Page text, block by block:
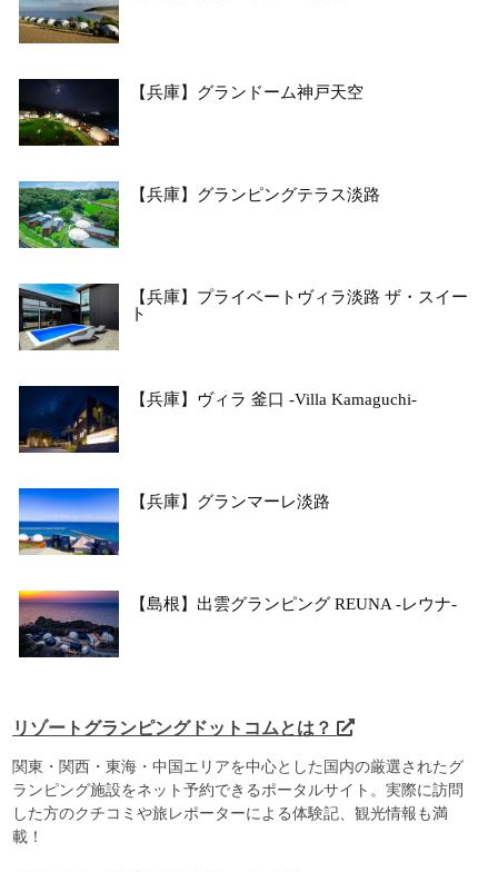
【兵庫】グランドーム神戸天空
【兵庫】グランピングテラス淡路
【兵庫】プライベートヴィラ淡路 ザ・スイー
ト
【兵庫】ヴィラ 釜口 -Villa Kamaguchi-
【兵庫】グランマーレ淡路
【島根】出雲グランピング REUNA -レウナ-
リゾートグランピングドットコムとは？
関東・関西・東海・中国エリアを中心とした国内の厳選されたグ
ランピング施設をネット予約できるポータルサイト。実際に訪問
した方のクチコミや旅レポーターによる体験記、観光情報も満
載！